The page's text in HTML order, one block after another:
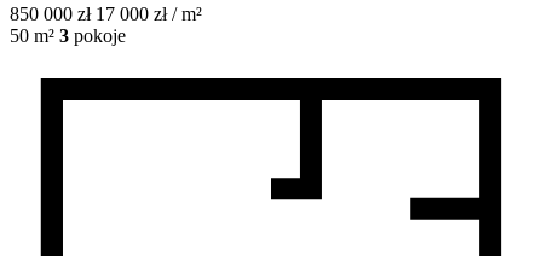
850 000 zł 17 000 zł / m²
50 m² 3 pokoje